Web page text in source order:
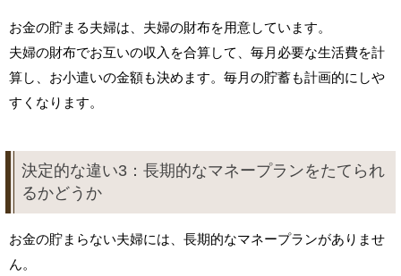
お金の貯まる夫婦は、夫婦の財布を用意しています。
夫婦の財布でお互いの収入を合算して、毎月必要な生活費を計
算し、お小遣いの金額も決めます。毎月の貯蓄も計画的にしや
すくなります。
決定的な違い3：長期的なマネープランをたてられ
るかどうか
お金の貯まらない夫婦には、長期的なマネープランがありませ
ん。